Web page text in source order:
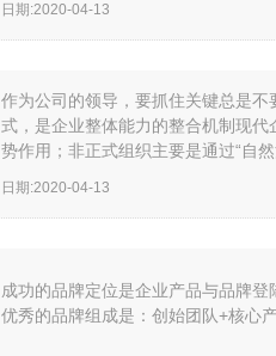
日期:2020-04-13
作为公司的领导，要抓住关键总是
式，是企业整体能力的整合机制现
势作用；非正式组织主要是通过“自
日期:2020-04-13
成功的品牌定位是企业产品与品牌登
优秀的品牌组成是：创始团队+核心